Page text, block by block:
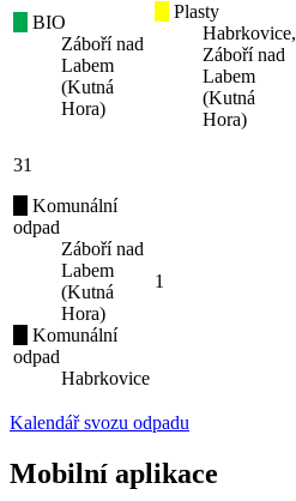
BIO
Záboří nad
Labem
(Kutná
Hora)
Plasty
Habrkovice,
Záboří nad
Labem
(Kutná
Hora)
31
Komunální
odpad
Záboří nad
Labem
(Kutná
Hora)
Komunální
odpad
Habrkovice
1
Kalendář svozu odpadu
Mobilní aplikace